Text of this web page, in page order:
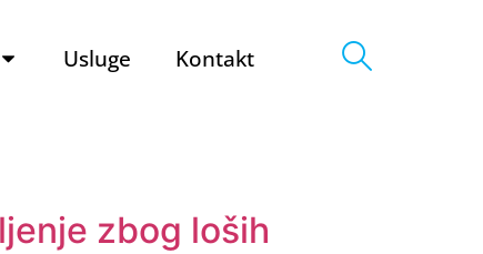
Usluge Kontakt
zbog loših